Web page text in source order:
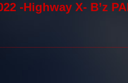
-Highway X- B’z